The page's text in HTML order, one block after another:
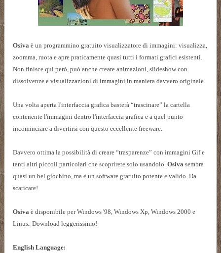
Osiva è un programmino gratuito visualizzatore di immagini: visualizza,
zoomma, ruota e apre praticamente quasi tutti i formati grafici esistenti.
Non finisce qui però, può anche creare animazioni, slideshow con
dissolvenze e visualizzazioni di immagini in maniera davvero originale.
Una volta aperta l'interfaccia grafica basterà “trascinare” la cartella
contenente l'immagini dentro l'interfaccia grafica e a quel punto
incominciare a divertirsi con questo eccellente freeware.
Davvero ottima la possibilità di creare “trasparenze” con immagini Gif e
tanti altri piccoli particolari che scoprirete solo usandolo.Osivasembra
quasi un bel giochino, ma è un software gratuito potente e valido. Da
scaricare!
Osiva è disponibile per Windows '98, Windows Xp, Windows 2000 e
Linux. Download leggerissimo!
English Language: